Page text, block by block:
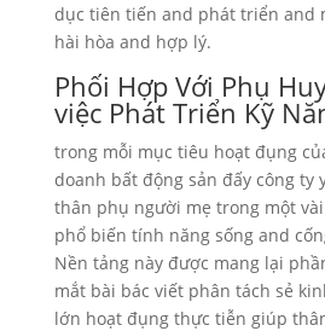
dục tiên tiến and phát triển and
hài hòa and hợp lý.
Phối Hợp Với Phụ
việc Phát Triển Kỹ
trong mỗi mục tiêu hoạt đụng
doanh bất động sản đấy công ty
thân phụ người mẹ trong một
phổ biến tính năng sống and
Nền tảng này được mang lại
mắt bài bác viết phân tách sẻ
lớn hoạt đụng thực tiễn giúp